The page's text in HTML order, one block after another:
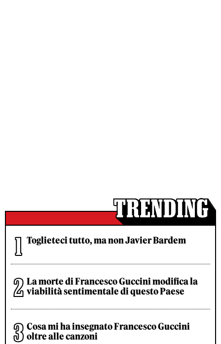
Toglieteci tutto, ma non Javier Bardem
La morte di Francesco Guccini modifica la
viabilità sentimentale di questo Paese
Cosa mi ha insegnato Francesco Guccini
oltre alle canzoni